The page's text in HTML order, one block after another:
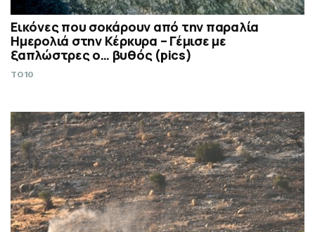
Εικόνες που σοκάρουν από την παραλία
Ημερολιά στην Κέρκυρα – Γέμισε με
ξαπλώστρες ο… βυθός (pics)
TO10